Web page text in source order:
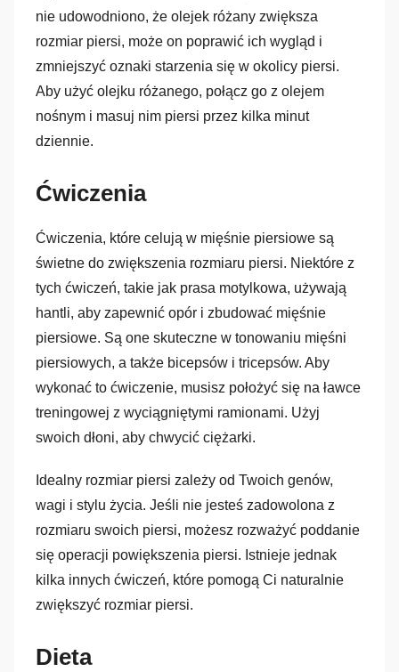
nie udowodniono, że olejek różany zwiększa
rozmiar piersi, może on poprawić ich wygląd i
zmniejszyć oznaki starzenia się w okolicy piersi.
Aby użyć olejku różanego, połącz go z olejem
nośnym i masuj nim piersi przez kilka minut
dziennie.
Ćwiczenia
Ćwiczenia, które celują w mięśnie piersiowe są
świetne do zwiększenia rozmiaru piersi. Niektóre z
tych ćwiczeń, takie jak prasa motylkowa, używają
hantli, aby zapewnić opór i zbudować mięśnie
piersiowe. Są one skuteczne w tonowaniu mięśni
piersiowych, a także bicepsów i tricepsów. Aby
wykonać to ćwiczenie, musisz położyć się na ławce
treningowej z wyciągniętymi ramionami. Użyj
swoich dłoni, aby chwycić ciężarki.
Idealny rozmiar piersi zależy od Twoich genów,
wagi i stylu życia. Jeśli nie jesteś zadowolona z
rozmiaru swoich piersi, możesz rozważyć poddanie
się operacji powiększenia piersi. Istnieje jednak
kilka innych ćwiczeń, które pomogą Ci naturalnie
zwiększyć rozmiar piersi.
Dieta